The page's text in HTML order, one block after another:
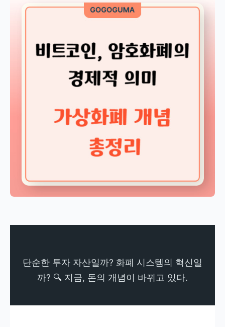
단순한 투자 자산일까? 화폐 시스템의 혁신일
까? 🔍 지금, 돈의 개념이 바뀌고 있다.